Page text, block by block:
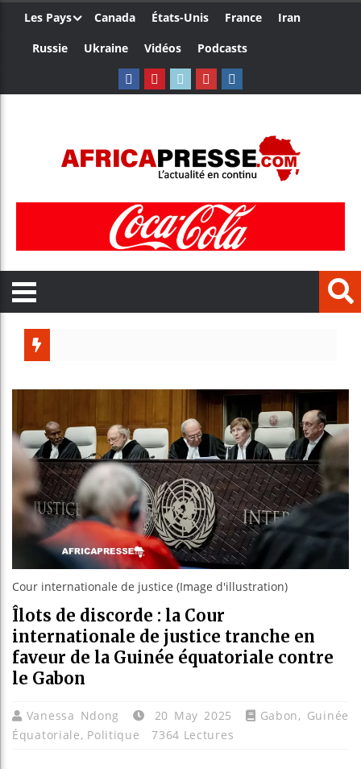
Les Pays Canada États-Unis France
Iran
Russie
Ukraine Vidéos Podcasts
Bénin :
Aliko
Cour internationale de justice (Image d'illustration)
Îlots de discorde : la Cour
internationale de justice tranche en
faveur de la Guinée équatoriale contre
le Gabon
Vanessa Ndong 20 May 2025 Gabon, Guinée
Équatoriale, Politique 7364 Lectures